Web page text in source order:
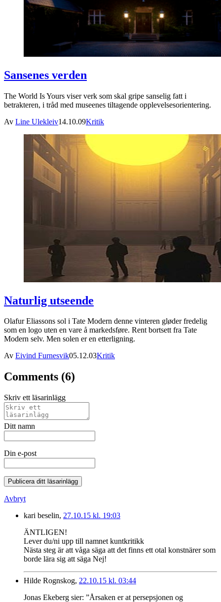
Sansenes verden
The World Is Yours viser verk som skal gripe sanselig fatt i
betrakteren, i tråd med museenes tiltagende opplevelsesorientering.
Av Line Ulekleiv14.10.09Kritik
Naturlig utseende
Olafur Eliassons sol i Tate Modern denne vinteren gløder fredelig
som en logo uten en vare å markedsføre. Rent bortsett fra Tate
Modern selv. Men solen er en etterligning.
Av Eivind Furnesvik05.12.03Kritik
Comments (6)
Skriv ett läsarinlägg
Ditt namn
Din e-post
Publicera ditt läsarinlägg
Avbryt
kari beselin, 27.10.15 kl. 19:03
ÄNTLIGEN!
Lever du/ni upp till namnet kuntkritikk
Nästa steg är att våga säga att det finns ett otal konstnärer som
borde lära sig att säga Nej!
Hilde Rognskog, 22.10.15 kl. 03:44
Jonas Ekeberg sier: ”Årsaken er at persepsjonen og